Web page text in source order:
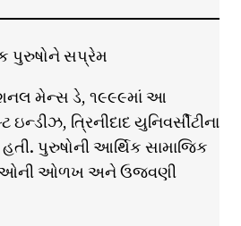
પુરુષોને સપ્રેમ
મેન્સ ડે, ૧૯૯૯માં આ
ઇન્ડીઝ, ત્રિનીદાદ યુનિવર્સીટીના
હતી. પુરુષોની આર્થિક સામાજિક
ઓળખ અને ઉજવણી